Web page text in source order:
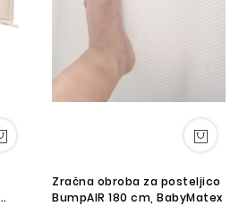
Zračna obroba za posteljico
BumpAIR 180 cm, BabyMatex